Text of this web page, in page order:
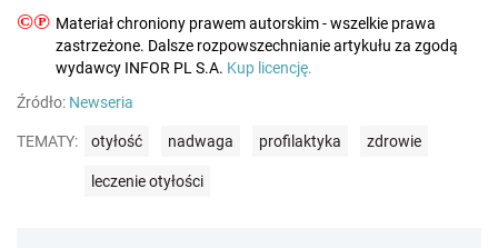
©℗ Materiał chroniony prawem autorskim - wszelkie prawa
zastrzeżone. Dalsze rozpowszechnianie artykułu za zgodą
wydawcy INFOR PL S.A. Kup licencję.
Źródło: Newseria
TEMATY: otyłość nadwaga profilaktyka zdrowie
leczenie otyłości